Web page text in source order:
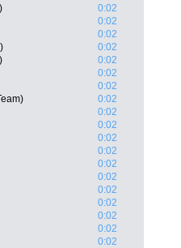
0:02
0:02
0:02
0:02
0:02
0:02
0:02
0:02
0:02
0:02
0:02
0:02
0:02
0:02
0:02
0:02
0:02
0:02
0:02